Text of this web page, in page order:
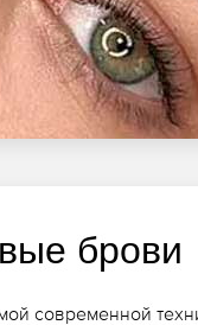
брови
современной